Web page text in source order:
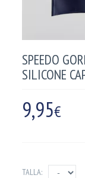
SPEEDO
SILICONE
9,95€
TALLA: